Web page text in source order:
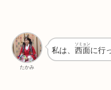
たかみ
私は、 西面
ソミョン
に行